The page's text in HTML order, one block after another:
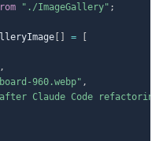
"./ImageGallery" ;
=
,
960.webp" ,
Claude Code